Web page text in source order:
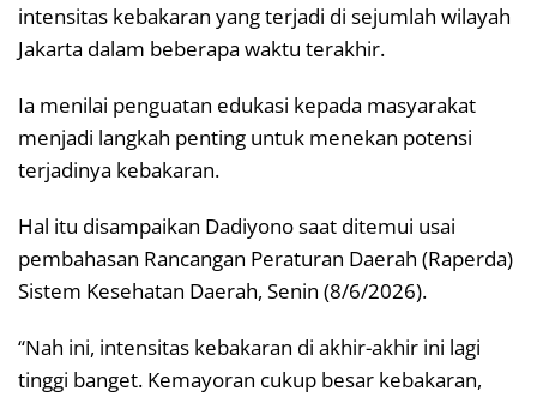
intensitas kebakaran yang terjadi di sejumlah wilayah
Jakarta dalam beberapa waktu terakhir.
Ia menilai penguatan edukasi kepada masyarakat
menjadi langkah penting untuk menekan potensi
terjadinya kebakaran.
Hal itu disampaikan Dadiyono saat ditemui usai
pembahasan Rancangan Peraturan Daerah (Raperda)
Sistem Kesehatan Daerah, Senin (8/6/2026).
“Nah ini, intensitas kebakaran di akhir-akhir ini lagi
tinggi banget. Kemayoran cukup besar kebakaran,